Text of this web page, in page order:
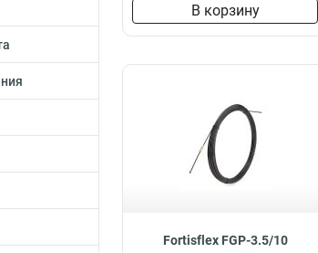
В корзину
Fortisflex FGP-3.5/10